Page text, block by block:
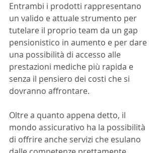
Entrambi i prodotti rappresentano
un valido e attuale strumento per
tutelare il proprio team da un gap
pensionistico in aumento e per dare
una possibilità di accesso alle
prestazioni mediche più rapida e
senza il pensiero dei costi che si
dovranno affrontare.
Oltre a quanto appena detto, il
mondo assicurativo ha la possibilità
di offrire anche servizi che esulano